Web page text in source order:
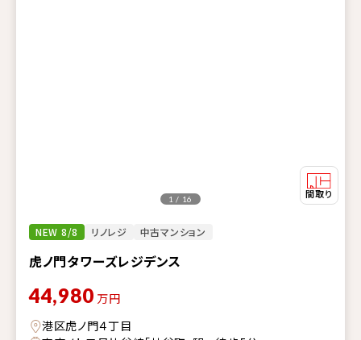
NEW 8/8 リノレジ 中古マンション
虎ノ門タワーズレジデンス
1 / 16
44,980 万円
港区虎ノ門４丁目